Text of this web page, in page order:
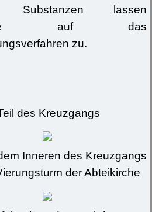
Substanzen lassen
auf das
zu.
des Kreuzgangs
Inneren des Kreuzgangs
der Abteikirche